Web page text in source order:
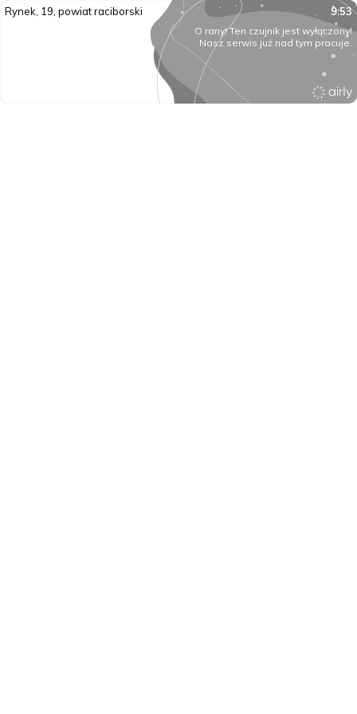
Rynek, 19, powiat raciborski 9:53
O rany! Ten czujnik jest wyłączony!
Nasz serwis już nad tym pracuje.